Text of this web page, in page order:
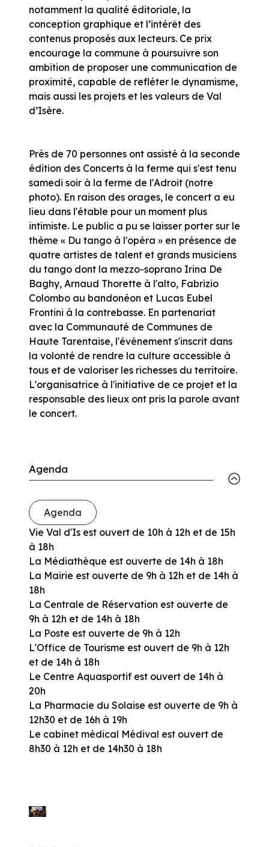
notamment la qualité éditoriale, la
conception graphique et l’intérêt des
contenus proposés aux lecteurs. Ce prix
encourage la commune à poursuivre son
ambition de proposer une communication de
proximité, capable de refléter le dynamisme,
mais aussi les projets et les valeurs de Val
d’Isère.
Près de 70 personnes ont assisté à la seconde
édition des Concerts à la ferme qui s'est tenu
samedi soir à la ferme de l'Adroit (notre
photo). En raison des orages, le concert a eu
lieu dans l'étable pour un moment plus
intimiste. Le public a pu se laisser porter sur le
thème « Du tango à l'opéra » en présence de
quatre artistes de talent et grands musiciens
du tango dont la mezzo-soprano Irina De
Baghy, Arnaud Thorette à l'alto, Fabrizio
Colombo au bandonéon et Lucas Eubel
Frontini à la contrebasse. En partenariat
avec la Communauté de Communes de
Haute Tarentaise, l'événement s'inscrit dans
la volonté de rendre la culture accessible à
tous et de valoriser les richesses du territoire.
L'organisatrice à l'initiative de ce projet et la
responsable des lieux ont pris la parole avant
le concert.
Agenda
Agenda
Vie Val d'Is est ouvert de 10h à 12h et de 15h
à 18h
La Médiathèque est ouverte de 14h à 18h
La Mairie est ouverte de 9h à 12h et de 14h à
18h
La Centrale de Réservation est ouverte de
9h à 12h et de 14h à 18h
La Poste est ouverte de 9h à 12h
L'Office de Tourisme est ouvert de 9h à 12h
et de 14h à 18h
Le Centre Aquasportif est ouvert de 14h à
20h
La Pharmacie du Solaise est ouverte de 9h à
12h30 et de 16h à 19h
Le cabinet médical Médival est ouvert de
8h30 à 12h et de 14h30 à 18h